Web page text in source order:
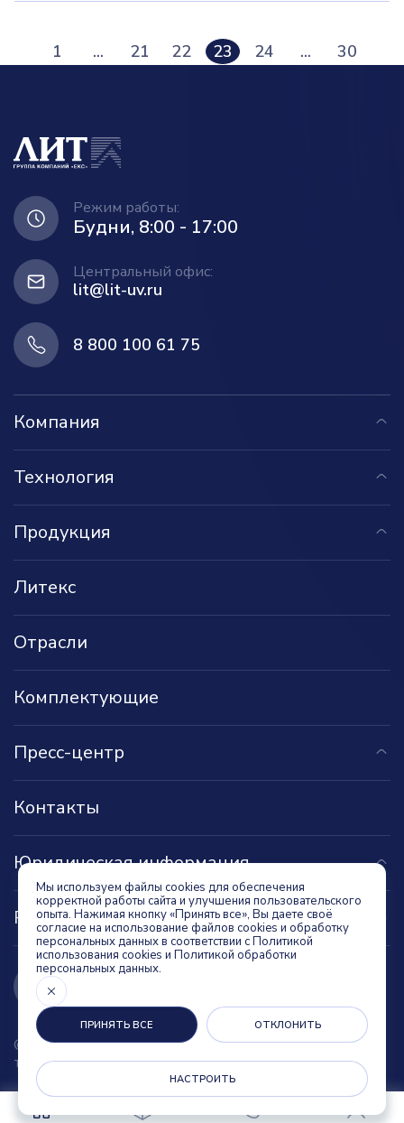
1 ... 21 22 23 24 ... 30
Режим работы:
Будни, 8:00 - 17:00
Центральный офис:
lit@lit-uv.ru
8 800 100 61 75
Компания
Технология
Продукция
Литекс
Отрасли
Комплектующие
Пресс-центр
Контакты
Юридическая информация
Реквизиты компании
© 2026 ООО НПО «ЛИТ» - Ультрафиолетовые
технологии обеззараживания
Мы используем файлы cookies для обеспечения
корректной работы сайта и улучшения пользовательского
опыта. Нажимая кнопку «Принять все», Вы даете своё
согласие на использование файлов cookies и обработку
персональных данных в соответствии сПолитикой
использования cookies и Политикой обработки
персональных данных.
ПРИНЯТЬ ВСЕ ОТКЛОНИТЬ
НАСТРОИТЬ